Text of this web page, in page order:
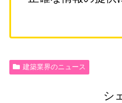
建築業界のニュース
シ